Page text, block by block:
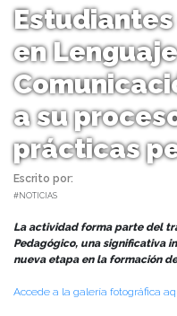
en
a su
prácticas
Escrito por:
#NOTICIAS
La actividad forma parte del
Pedagógico, una significativa
nueva etapa en la formación
Accede a la galería fotográfica